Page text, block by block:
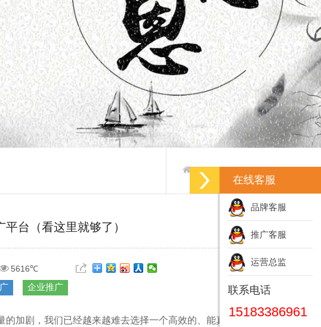
产品推广-产品推广方案
台（看这里就够了）
5616℃
企业推广
加剧，我们已经越来越难去选择一个高效的、能真正帮助到我
在线客服
品牌客服
推广客服
运营总监
联系电话
15183386961